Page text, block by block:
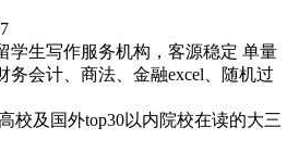
学生写作服务机构，客源稳定 单量
务会计、商法、金融excel、随机过
校及国外top30以内院校在读的大三